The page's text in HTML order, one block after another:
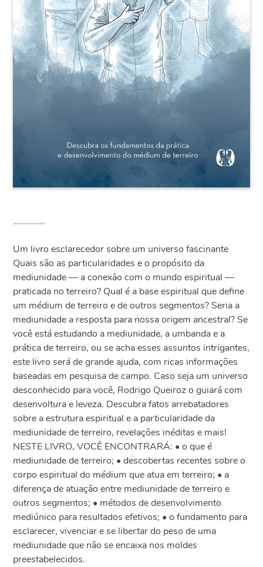
Um livro esclarecedor sobre um universo fascinante
Quais são as particularidades e o propósito da
mediunidade — a conexão com o mundo espiritual —
praticada no terreiro? Qual é a base espiritual que define
um médium de terreiro e de outros segmentos? Seria a
mediunidade a resposta para nossa origem ancestral? Se
você está estudando a mediunidade, a umbanda e a
prática de terreiro, ou se acha esses assuntos intrigantes,
este livro será de grande ajuda, com ricas informações
baseadas em pesquisa de campo. Caso seja um universo
desconhecido para você, Rodrigo Queiroz o guiará com
desenvoltura e leveza. Descubra fatos arrebatadores
sobre a estrutura espiritual e a particularidade da
mediunidade de terreiro, revelações inéditas e mais!
NESTE LIVRO, VOCÊ ENCONTRARÁ: • o que é
mediunidade de terreiro; • descobertas recentes sobre o
corpo espiritual do médium que atua em terreiro; • a
diferença de atuação entre mediunidade de terreiro e
outros segmentos; • métodos de desenvolvimento
mediúnico para resultados efetivos; • o fundamento para
esclarecer, vivenciar e se libertar do peso de uma
mediunidade que não se encaixa nos moldes
preestabelecidos.